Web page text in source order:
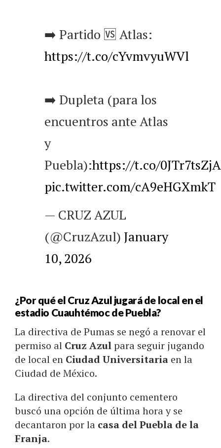
➡️ Partido 🆚 Atlas:
https://t.co/cYvmvyuWVl
➡️ Dupleta (para los
encuentros ante Atlas
y
Puebla):https://t.co/0JTr7tsZjA
pic.twitter.com/cA9eHGXmkT
— CRUZ AZUL
(@CruzAzul) January
10, 2026
¿Por qué el Cruz Azul jugará de local en el
estadio Cuauhtémoc de Puebla?
La directiva de Pumas se negó a renovar el
permiso al Cruz Azulpara seguir jugando
de local en Ciudad Universitaria en la
Ciudad de México.
La directiva del conjunto cementero
buscó una opción de última hora y se
decantaron por la casa del Puebla de la
Franja.